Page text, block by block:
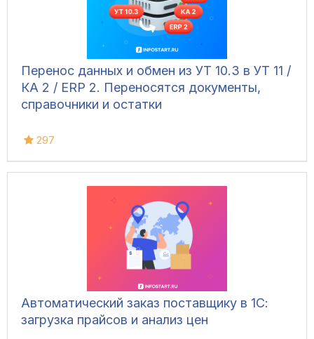
Перенос данных и обмен из УТ 10.3 в УТ 11 /
КА 2 / ERP 2. Переносятся документы,
справочники и остатки
297
Автоматический заказ поставщику в 1С:
загрузка прайсов и анализ цен